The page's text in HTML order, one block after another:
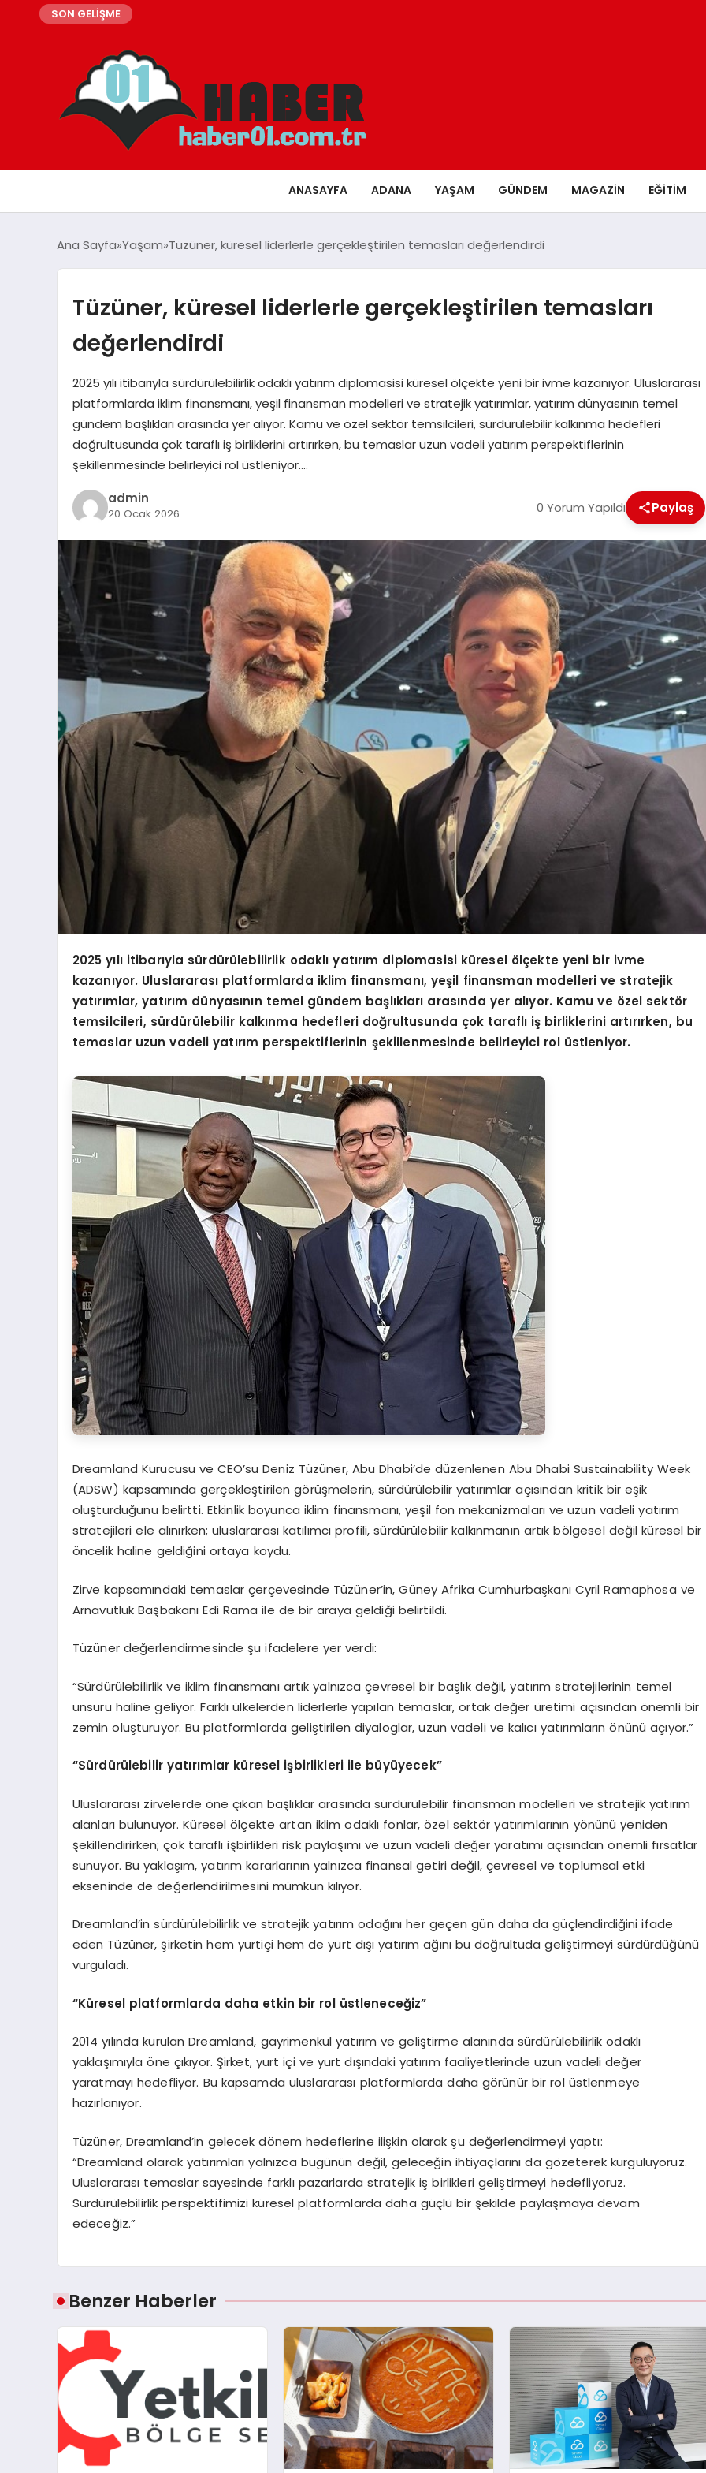
SON GELİŞME
ANASAYFA ADANA YAŞAM GÜNDEM MAGAZIN EĞITIM
Ana Sayfa Yaşam Tüzüner, küresel liderlerle gerçekleştirilen temasları değerlendirdi
Tüzüner, küresel liderlerle gerçekleştirilen temasları
değerlendirdi
2025 yılı itibarıyla sürdürülebilirlik odaklı yatırım diplomasisi küresel ölçekte yeni bir ivme kazanıyor. Uluslararası
platformlarda iklim finansmanı, yeşil finansman modelleri ve stratejik yatırımlar, yatırım dünyasının temel
gündem başlıkları arasında yer alıyor. Kamu ve özel sektör temsilcileri, sürdürülebilir kalkınma hedefleri
doğrultusunda çok taraflı iş birliklerini artırırken, bu temaslar uzun vadeli yatırım perspektiflerinin
şekillenmesinde belirleyici rol üstleniyor….
admin
20 Ocak 2026 0 Yorum Yapıldı Paylaş
2025 yılı itibarıyla sürdürülebilirlik odaklı yatırım diplomasisi küresel ölçekte yeni bir ivme
kazanıyor. Uluslararası platformlarda iklim finansmanı, yeşil finansman modelleri ve stratejik
yatırımlar, yatırım dünyasının temel gündem başlıkları arasında yer alıyor. Kamu ve özel sektör
temsilcileri, sürdürülebilir kalkınma hedefleri doğrultusunda çok taraflı iş birliklerini artırırken, bu
temaslar uzun vadeli yatırım perspektiflerinin şekillenmesinde belirleyici rol üstleniyor.
Dreamland Kurucusu ve CEO’su Deniz Tüzüner, Abu Dhabi’de düzenlenen Abu Dhabi Sustainability Week
(ADSW) kapsamında gerçekleştirilen görüşmelerin, sürdürülebilir yatırımlar açısından kritik bir eşik
oluşturduğunu belirtti. Etkinlik boyunca iklim finansmanı, yeşil fon mekanizmaları ve uzun vadeli yatırım
stratejileri ele alınırken; uluslararası katılımcı profili, sürdürülebilir kalkınmanın artık bölgesel değil küresel bir
öncelik haline geldiğini ortaya koydu.
Zirve kapsamındaki temaslar çerçevesinde Tüzüner’in, Güney Afrika Cumhurbaşkanı Cyril Ramaphosa ve
Arnavutluk Başbakanı Edi Rama ile de bir araya geldiği belirtildi.
Tüzüner değerlendirmesinde şu ifadelere yer verdi:
“Sürdürülebilirlik ve iklim finansmanı artık yalnızca çevresel bir başlık değil, yatırım stratejilerinin temel
unsuru haline geliyor. Farklı ülkelerden liderlerle yapılan temaslar, ortak değer üretimi açısından önemli bir
zemin oluşturuyor. Bu platformlarda geliştirilen diyaloglar, uzun vadeli ve kalıcı yatırımların önünü açıyor.”
“Sürdürülebilir yatırımlar küresel işbirlikleri ile büyüyecek”
Uluslararası zirvelerde öne çıkan başlıklar arasında sürdürülebilir finansman modelleri ve stratejik yatırım
alanları bulunuyor. Küresel ölçekte artan iklim odaklı fonlar, özel sektör yatırımlarının yönünü yeniden
şekillendirirken; çok taraflı işbirlikleri risk paylaşımı ve uzun vadeli değer yaratımı açısından önemli fırsatlar
sunuyor. Bu yaklaşım, yatırım kararlarının yalnızca finansal getiri değil, çevresel ve toplumsal etki
ekseninde de değerlendirilmesini mümkün kılıyor.
Dreamland’in sürdürülebilirlik ve stratejik yatırım odağını her geçen gün daha da güçlendirdiğini ifade
eden Tüzüner, şirketin hem yurtiçi hem de yurt dışı yatırım ağını bu doğrultuda geliştirmeyi sürdürdüğünü
vurguladı.
“Küresel platformlarda daha etkin bir rol üstleneceğiz”
2014 yılında kurulan Dreamland, gayrimenkul yatırım ve geliştirme alanında sürdürülebilirlik odaklı
yaklaşımıyla öne çıkıyor. Şirket, yurt içi ve yurt dışındaki yatırım faaliyetlerinde uzun vadeli değer
yaratmayı hedefliyor. Bu kapsamda uluslararası platformlarda daha görünür bir rol üstlenmeye
hazırlanıyor.
Tüzüner, Dreamland’in gelecek dönem hedeflerine ilişkin olarak şu değerlendirmeyi yaptı:
“Dreamland olarak yatırımları yalnızca bugünün değil, geleceğin ihtiyaçlarını da gözeterek kurguluyoruz.
Uluslararası temaslar sayesinde farklı pazarlarda stratejik iş birlikleri geliştirmeyi hedefliyoruz.
Sürdürülebilirlik perspektifimizi küresel platformlarda daha güçlü bir şekilde paylaşmaya devam
edeceğiz.”
Benzer Haberler